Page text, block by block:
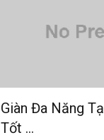
Giàn Đa Năng
Tốt …